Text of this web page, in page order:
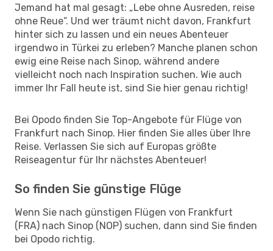
Jemand hat mal gesagt: „Lebe ohne Ausreden, reise
ohne Reue“. Und wer träumt nicht davon, Frankfurt
hinter sich zu lassen und ein neues Abenteuer
irgendwo in Türkei zu erleben? Manche planen schon
ewig eine Reise nach Sinop, während andere
vielleicht noch nach Inspiration suchen. Wie auch
immer Ihr Fall heute ist, sind Sie hier genau richtig!
Bei Opodo finden Sie Top-Angebote für Flüge von
Frankfurt nach Sinop. Hier finden Sie alles über Ihre
Reise. Verlassen Sie sich auf Europas größte
Reiseagentur für Ihr nächstes Abenteuer!
So finden Sie günstige Flüge
Wenn Sie nach günstigen Flügen von Frankfurt
(FRA) nach Sinop (NOP) suchen, dann sind Sie finden
bei Opodo richtig.